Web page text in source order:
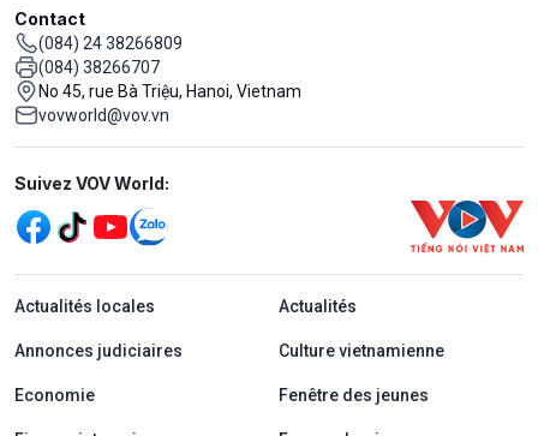
Contact
(084) 24 38266809
(084) 38266707
No 45, rue Bà Triệu, Hanoi, Vietnam
vovworld@vov.vn
Mạng xã hội
Suivez VOV World:
menu footer tiếng Pháp
Actualités locales Actualités
Annonces judiciaires Culture vietnamienne
Economie Fenêtre des jeunes